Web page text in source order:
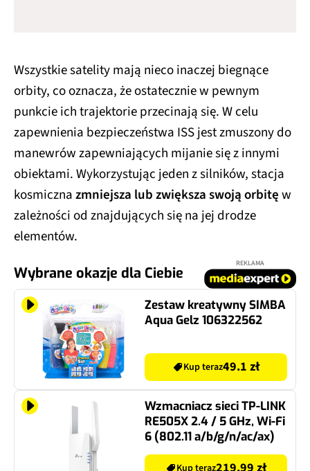
Wszystkie satelity mają nieco inaczej biegnące
orbity, co oznacza, że ​​ostatecznie w pewnym
punkcie ich trajektorie przecinają się. W celu
zapewnienia bezpieczeństwa ISS jest zmuszony do
manewrów zapewniających mijanie się z innymi
obiektami. Wykorzystując jeden z silników, stacja
kosmicznazmniejsza lub zwiększa swoją orbitęw
zależności od znajdujących się na jej drodze
elementów.
Wybrane okazje dla Ciebie
REKLAMA
Zestaw kreatywny SIMBA
Aqua Gelz 106322562
Kup teraz49.1 zł
Wzmacniacz sieci TP-LINK
RE505X 2.4 / 5 GHz, Wi-Fi
6 (802.11 a/b/g/n/ac/ax)
Kup teraz